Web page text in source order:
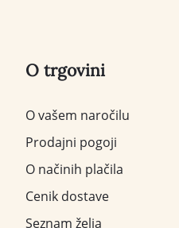
O trgovini
O vašem naročilu
Prodajni pogoji
O načinih plačila
Cenik dostave
Seznam želja